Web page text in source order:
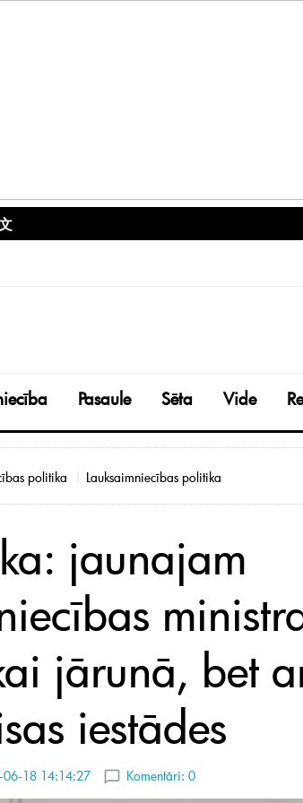
Pasaule Sēta Vide
politika Lauksaimniecības politika
jaunajam
jārunā, bet
iestādes
06-18 14:14:27 Komentāri: 0